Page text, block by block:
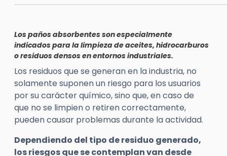
Los paños absorbentes son especialmente
indicados para la limpieza de aceites, hidrocarburos
o residuos densos en entornos industriales.
Los residuos que se generan en la industria, no
solamente suponen un riesgo para los usuarios
por su carácter químico, sino que, en caso de
que no se limpien o retiren correctamente,
pueden causar problemas durante la actividad.
Dependiendo del tipo de residuo generado,
los riesgos que se contemplan van desde